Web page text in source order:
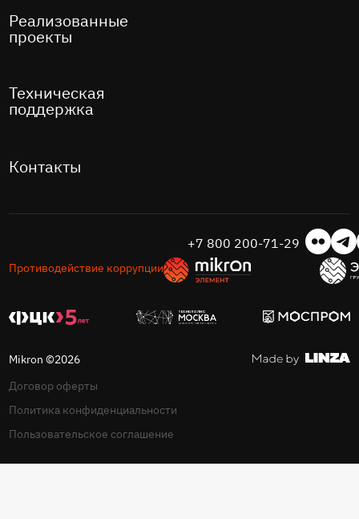
Реализованные
проекты
Техническая
поддержка
Контакты
Противодействие коррупции
+7 800 200-71-29
Mikron ©2026
Договор оферты
Политика конфиденциальности
Пользовательское соглашение